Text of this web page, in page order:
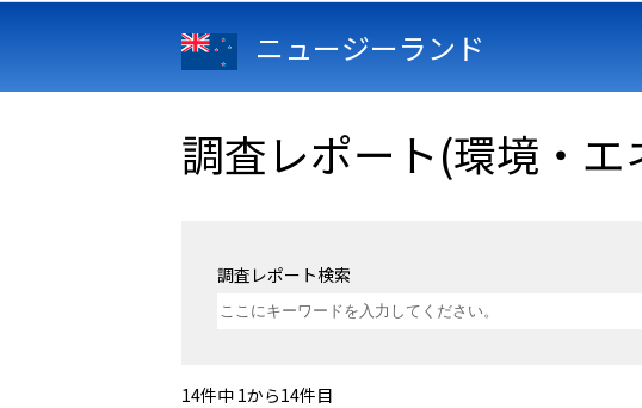
ニュージーランド
調査レポート(環境・エ
調査レポート検索
14件中 1から14件目